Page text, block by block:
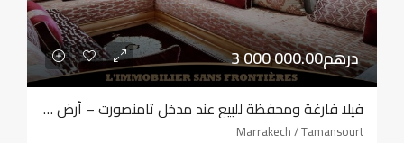
3 000 000.00درهم
فيلا فارغة ومحفظة للبيع عند مدخل تامنصورت – أرض بمساحة 320 مترًا مربعًا – أربع واجهات
Marrakech / Tamansourt